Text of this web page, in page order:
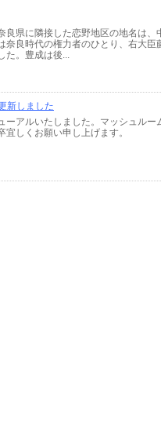
良県に隣接した恋野地区の地名は、
奈良時代の権力者のひとり、右大
た。豊成は後...
新しました
ーアルいたしました。マッシュルー
しくお願い申し上げます。